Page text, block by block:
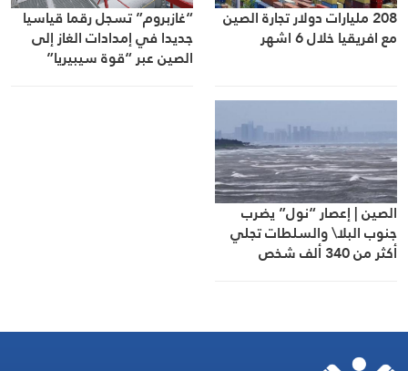
208 مليارات دولار تجارة الصين
مع افريقيا خلال 6 اشهر
“غازبروم” تسجل رقما قياسيا
جديدا في إمدادات الغاز إلى
الصين عبر “قوة سيبيريا”
الصين | إعصار “نول” يضرب
جنوب البلا\ والسلطات تجلي
أكثر من 340 ألف شخص